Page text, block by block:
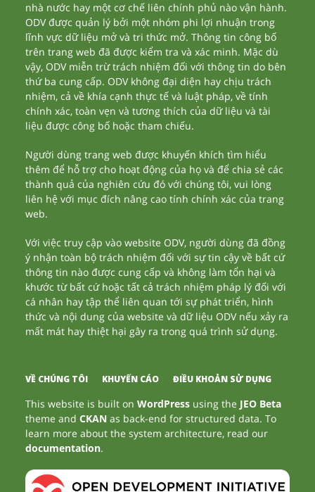
nhà nước hay một cơ chế liên chính phủ nào vận hành.
ODV được quản lý bởi một nhóm phi lợi nhuận trong
lĩnh vực dữ liệu mở và tri thức mở. Thông tin công bố
trên trang web đã được kiểm tra và xác minh. Mặc dù
vậy, ODV miễn trừ trách nhiệm đối với thông tin do bên
thứ ba cung cấp. ODV không đại diện hay chịu trách
nhiệm, cả về khía cạnh thực tế và luật pháp, về tính
chính xác, toàn vẹn và tương thích của dữ liệu và tài
liệu được công bố hoặc tham chiếu.
Người dùng trang web được khuyến khích tìm hiểu
thêm để hỗ trợ cho hoạt động của họ và để chia sẻ các
thành quả của nghiên cứu đó với chúng tôi, vui lòng
liên hệ với mục đích nâng cao tính chính xác của trang
web.
Với việc truy cập vào website ODV, người dùng đã đồng
ý nhận toàn bộ trách nhiệm đối với sự tin cậy về bất cứ
thông tin nào được cung cấp và không làm tổn hại và
khước từ bất cứ hoặc tất cả trách nhiệm pháp lý đối với
cá nhân hay tập thể liên quan tới sự phát triển, hình
thức và nội dung của website và dữ liệu ODV nếu xảy ra
mất mát hay thiệt hại gây ra trong quá trình sử dụng.
VỀ CHÚNG TÔI KHUYẾN CÁO ĐIỀU KHOẢN SỬ DỤNG
This website is built onWordPress using the JEO Beta
theme andCKAN as back-end for structured data. To
learn more about the system architecture, read our
documentation.